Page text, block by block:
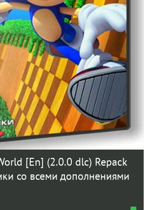
[En] (2.0.0 dlc) Repack
со всеми дополнениями